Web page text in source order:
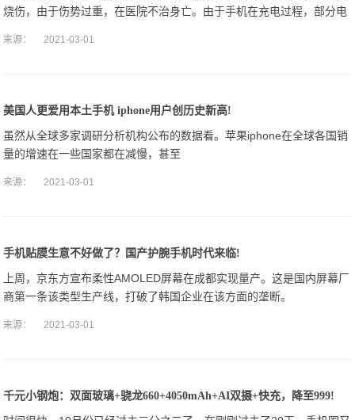
烧伤，由于伤势过重，在医院不治身亡。由于手机在充电过程，部分电
来源： 2021-03-01
美国人更爱用本土手机 iphone用户创历史新高!
虽然从全球多家调研分析机构公布的数据看。苹果iphone在全球各国销
量的增速在一些国家都在减慢，甚至
来源： 2021-03-01
手机贴膜生意不好做了？国产护腕手机时代来临!
上周，京东方宣布柔性AMOLED屏幕在成都实现量产。这是国内屏幕厂
商第一条该类型生产线，打破了韩国企业在该方面的垄断。
来源： 2021-03-01
千元小钢炮：双面玻璃+骁龙660+4050mAh+AI双摄+快充，降至999!